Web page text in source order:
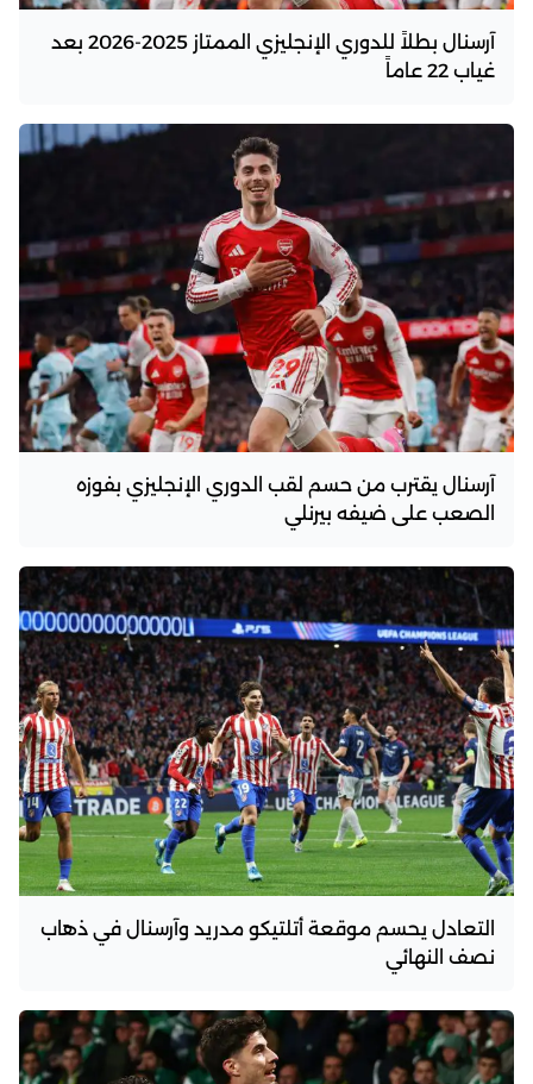
آرسنال بطلاً للدوري الإنجليزي الممتاز 2025-2026 بعد
غياب 22 عاماً
آرسنال يقترب من حسم لقب الدوري الإنجليزي بفوزه
الصعب على ضيفه بيرنلي
التعادل يحسم موقعة أتلتيكو مدريد وآرسنال في ذهاب
نصف النهائي